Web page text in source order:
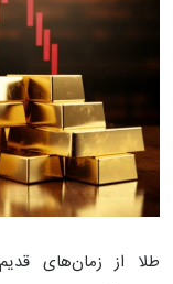
طلا از زمان‌های